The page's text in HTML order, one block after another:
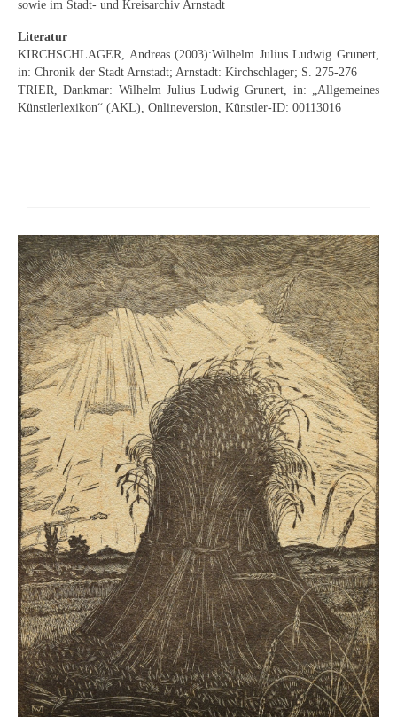
Hamburger Künstler
Münchner Künstler
Expressiver Realismus
Motive
Abstraktion
Industrie & Arbeit
Mediterrane Landschaft
Norddeutsche Landschaften
Süddeutsche Landschaft
Selbstbildnisse
Stillleben
Neues
Tägliche Dosis Kunst
Themenflyer
Themenflyer: Trügerische Idyllen
sowie im Stadt- und Kreisarchiv Arnstadt
Literatur
KIRCHSCHLAGER, Andreas (2003):Wilhelm Julius Ludwig Grunert,
in: Chronik der Stadt Arnstadt; Arnstadt: Kirchschlager; S. 275-276
TRIER, Dankmar: Wilhelm Julius Ludwig Grunert, in: „Allgemeines
Künstlerlexikon“ (AKL), Onlineversion, Künstler-ID: 00113016